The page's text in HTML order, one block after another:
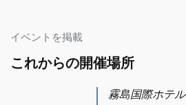
イベントを掲載
これからの開催場所
霧島国際ホテル